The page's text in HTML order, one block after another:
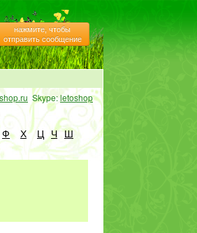
нажмите, чтобы
отправить сообщение
Skype:letoshop
Ф Х Ц Ч Ш